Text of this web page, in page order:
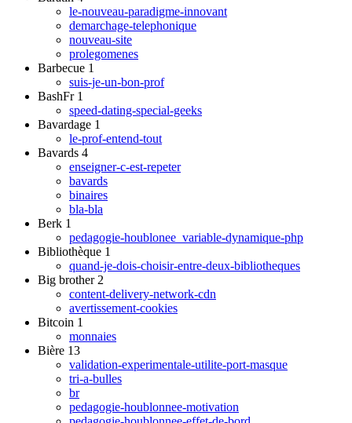
le-nouveau-paradigme-innovant
demarchage-telephonique
nouveau-site
prolegomenes
Barbecue 1
suis-je-un-bon-prof
BashFr 1
speed-dating-special-geeks
Bavardage 1
le-prof-entend-tout
Bavards 4
enseigner-c-est-repeter
bavards
binaires
bla-bla
Berk 1
pedagogie-houblonee_variable-dynamique-php
Bibliothèque 1
quand-je-dois-choisir-entre-deux-bibliotheques
Big brother 2
content-delivery-network-cdn
avertissement-cookies
Bitcoin 1
monnaies
Bière 13
validation-experimentale-utilite-port-masque
tri-a-bulles
br
pedagogie-houblonnee-motivation